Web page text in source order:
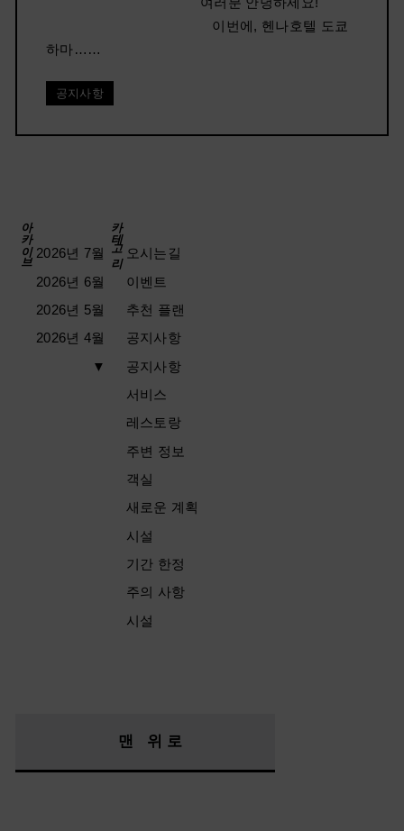
이번에, 헨나호텔 도쿄
하마……
공지사항
아카이브 2026년 7월
2026년 6월
2026년 5월
2026년 4월
▼
카테고리 오시는길
이벤트
추천 플랜
공지사항
공지사항
서비스
레스토랑
주변 정보
객실
새로운 계획
시설
기간 한정
주의 사항
시설
맨 위로